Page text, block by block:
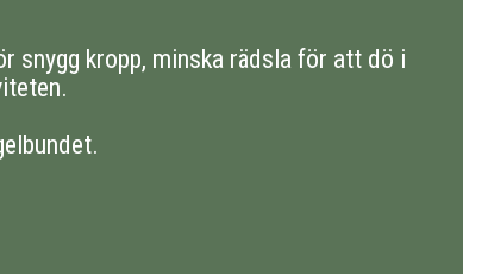
snygg kropp, minska rädsla för att dö i